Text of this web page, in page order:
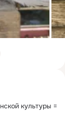
культуры =